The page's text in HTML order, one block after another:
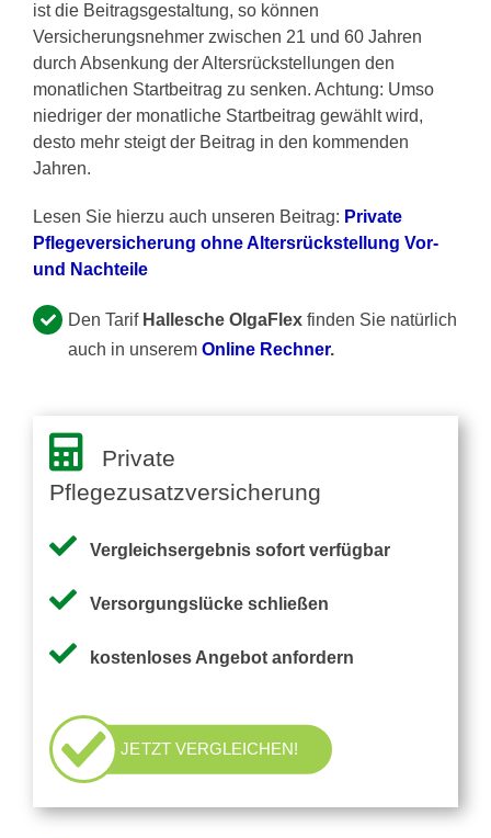
ist die Beitragsgestaltung, so können
Versicherungsnehmer zwischen 21 und 60 Jahren
durch Absenkung der Altersrückstellungen den
monatlichen Startbeitrag zu senken. Achtung: Umso
niedriger der monatliche Startbeitrag gewählt wird,
desto mehr steigt der Beitrag in den kommenden
Jahren.
Lesen Sie hierzu auch unseren Beitrag: Private
Pflegeversicherung ohne Altersrückstellung Vor-
und Nachteile
Den Tarif Hallesche OlgaFlex finden Sie natürlich
auch in unseremOnline Rechner.
Private
Pflegezusatzversicherung
Vergleichsergebnis sofort verfügbar
Versorgungslücke schließen
kostenloses Angebot anfordern
JETZT VERGLEICHEN!